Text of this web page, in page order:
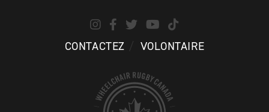
CONTACTEZ VOLONTAIRE